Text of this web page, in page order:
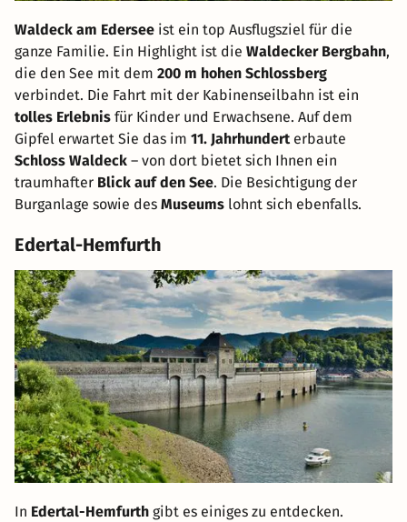
Waldeck am Edersee ist ein top Ausflugsziel für die
ganze Familie. Ein Highlight ist die Waldecker Bergbahn,
die den See mit dem 200 m hohen Schlossberg
verbindet. Die Fahrt mit der Kabinenseilbahn ist ein
tolles Erlebnis für Kinder und Erwachsene. Auf dem
Gipfel erwartet Sie das im 11. Jahrhundert erbaute
Schloss Waldeck – von dort bietet sich Ihnen ein
traumhafter Blick auf den See. Die Besichtigung der
Burganlage sowie des Museums lohnt sich ebenfalls.
Edertal-Hemfurth
In Edertal-Hemfurth gibt es einiges zu entdecken.